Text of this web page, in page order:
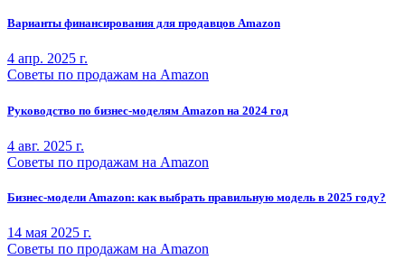
Варианты финансирования для продавцов Amazon
4 апр. 2025 г.
Советы по продажам на Amazon
Руководство по бизнес-моделям Amazon на 2024 год
4 авг. 2025 г.
Советы по продажам на Amazon
Бизнес-модели Amazon: как выбрать правильную модель в 2025 году?
14 мая 2025 г.
Советы по продажам на Amazon